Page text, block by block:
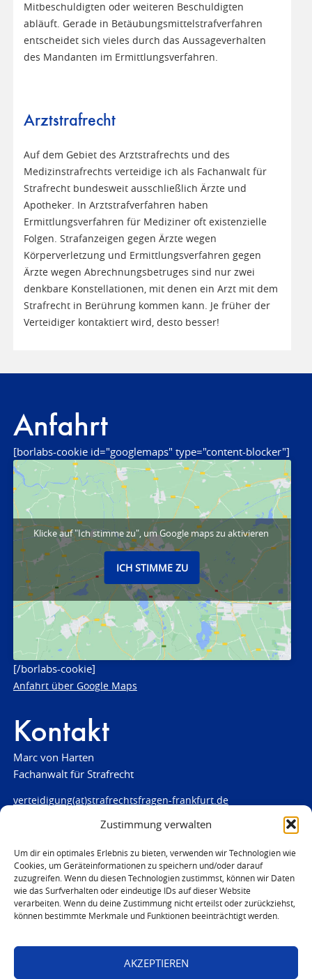
Zustimmung verwalten
Um dir ein optimales Erlebnis zu bieten, verwenden wir Technologien wie
Cookies, um Geräteinformationen zu speichern und/oder darauf
zuzugreifen. Wenn du diesen Technologien zustimmst, können wir Daten
wie das Surfverhalten oder eindeutige IDs auf dieser Website
verarbeiten. Wenn du deine Zustimmung nicht erteilst oder zurückziehst,
können bestimmte Merkmale und Funktionen beeinträchtigt werden.
AKZEPTIEREN
Mitbeschuldigten oder weiteren Beschuldigten
abläuft. Gerade in Betäubungsmittelstrafverfahren
entscheidet sich vieles durch das Aussageverhalten
des Mandanten im Ermittlungsverfahren.
Arztstrafrecht
Auf dem Gebiet des Arztstrafrechts und des
Medizinstrafrechts verteidige ich als Fachanwalt für
Strafrecht bundesweit ausschließlich Ärzte und
Apotheker. In Arztstrafverfahren haben
Ermittlungsverfahren für Mediziner oft existenzielle
Folgen. Strafanzeigen gegen Ärzte wegen
Körperverletzung und Ermittlungsverfahren gegen
Ärzte wegen Abrechnungsbetruges sind nur zwei
denkbare Konstellationen, mit denen ein Arzt mit dem
Strafrecht in Berührung kommen kann. Je früher der
Verteidiger kontaktiert wird, desto besser!
Anfahrt
[borlabs-cookie id="googlemaps" type="content-blocker"]
Klicke auf "Ich stimme zu", um Google maps zu aktivieren
ICH STIMME ZU
[/borlabs-cookie]
Anfahrt über Google Maps
Kontakt
Marc von Harten
Fachanwalt für Strafrecht
verteidigung(at)strafrechtsfragen-frankfurt.de
www.strafrechtsfragen-frankfurt.de
Louisenstraße 84
61348 Bad Homburg
Telefon:06172 - 66 28 00
Telefax: 06172 - 66 28 01
0171 - 691 67 67